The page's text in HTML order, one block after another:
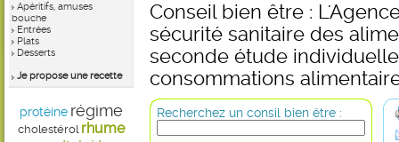
Apéritifs, amuses
bouche
Entrées
Plats
Desserts
Je propose une recette
protéine régime
cholestérol rhume
Conseil bien être :
sécurité sanitaire des
seconde étude
consommations
Recherchez un consil bien être :